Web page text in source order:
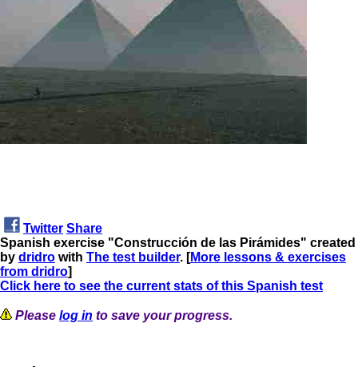
Twitter Share
Spanish exercise "Construcción de las Pirámides" created
by dridro with The test builder. [More lessons & exercises
from dridro]
Click here to see the current stats of this Spanish test
Please log in to save your progress.